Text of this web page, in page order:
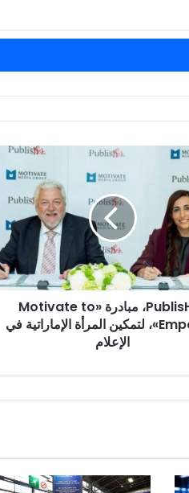
PublisHer، مبادرة «Motivate to
Empower»، لتمكين المرأة الإماراتية في
الإعلام